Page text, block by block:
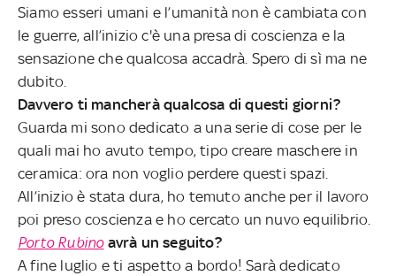
Siamo esseri umani e l’umanità non è cambiata con
le guerre, all’inizio c'è una presa di coscienza e la
sensazione che qualcosa accadrà. Spero di sì ma ne
dubito.
Davvero ti mancherà qualcosa di questi giorni?
Guarda mi sono dedicato a una serie di cose per le
quali mai ho avuto tempo, tipo creare maschere in
ceramica: ora non voglio perdere questi spazi.
All’inizio è stata dura, ho temuto anche per il lavoro
poi preso coscienza e ho cercato un nuvo equilibrio.
Porto Rubinoavrà un seguito?
A fine luglio e ti aspetto a bordo! Sarà dedicato